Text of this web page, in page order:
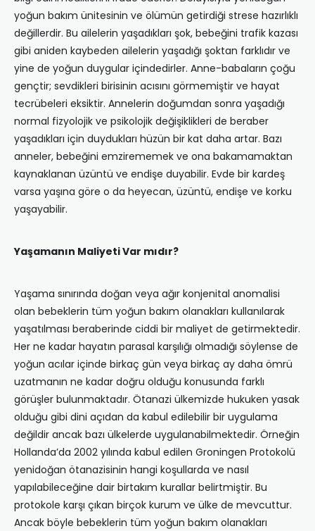
yoğun bakım ünitesinin ve ölümün getirdiği strese hazırlıklı
değillerdir. Bu ailelerin yaşadıkları şok, bebeğini trafik kazası
gibi aniden kaybeden ailelerin yaşadığı şoktan farklıdır ve
yine de yoğun duygular içindedirler. Anne-babaların çoğu
gençtir; sevdikleri birisinin acısını görmemiştir ve hayat
tecrübeleri eksiktir. Annelerin doğumdan sonra yaşadığı
normal fizyolojik ve psikolojik değişiklikleri de beraber
yaşadıkları için duydukları hüzün bir kat daha artar. Bazı
anneler, bebeğini emzirememek ve ona bakamamaktan
kaynaklanan üzüntü ve endişe duyabilir. Evde bir kardeş
varsa yaşına göre o da heyecan, üzüntü, endişe ve korku
yaşayabilir.
Yaşamanın Maliyeti Var mıdır?
Yaşama sınırında doğan veya ağır konjenital anomalisi
olan bebeklerin tüm yoğun bakım olanakları kullanılarak
yaşatılması beraberinde ciddi bir maliyet de getirmektedir.
Her ne kadar hayatın parasal karşılığı olmadığı söylense de
yoğun acılar içinde birkaç gün veya birkaç ay daha ömrü
uzatmanın ne kadar doğru olduğu konusunda farklı
görüşler bulunmaktadır. Ötanazi ülkemizde hukuken yasak
olduğu gibi dini açıdan da kabul edilebilir bir uygulama
değildir ancak bazı ülkelerde uygulanabilmektedir. Örneğin
Hollanda’da 2002 yılında kabul edilen Groningen Protokolü
yenidoğan ötanazisinin hangi koşullarda ve nasıl
yapılabileceğine dair birtakım kurallar belirtmiştir. Bu
protokole karşı çıkan birçok kurum ve ülke de mevcuttur.
Ancak böyle bebeklerin tüm yoğun bakım olanakları